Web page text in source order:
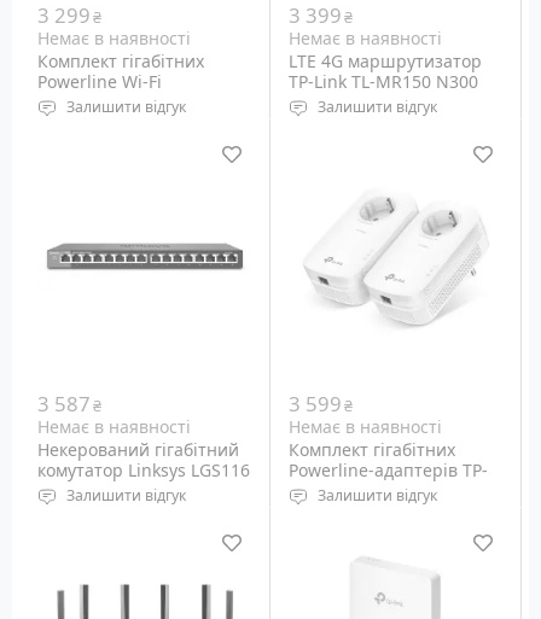
3 299₴
Немає в наявності
Комплект гігабітних
Powerline Wi-Fi
адаптеров TP-Link AV1000
TL-WPA7617 KIT
Залишити відгук
Набір із 2 шт Powerline-
для підключення
мережевого обладнання
3 399₴
Немає в наявності
LTE 4G маршрутизатор
TP-Link TL-MR150 N300
Залишити відгук
Wi-Fi: 2.4 GHz 802.11b/g/n
Порти: Ethernet 10/100M,
RJ-45 - 1+3 шт, Micro-SIM
3 587₴
Немає в наявності
Некерований гігабітний
комутатор Linksys LGS116
Залишити відгук
3 599₴
Немає в наявності
Комплект гігабітних
Powerline-адаптерів TP-
Link AV1300 TL-PA8010P
KIT
Залишити відгук
Набір із 2 шт Powerline-
адаптерів стандарту
HomePlug AV2 для
підключення